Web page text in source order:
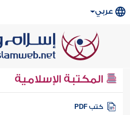
عربي
المكتبة الإسلامية